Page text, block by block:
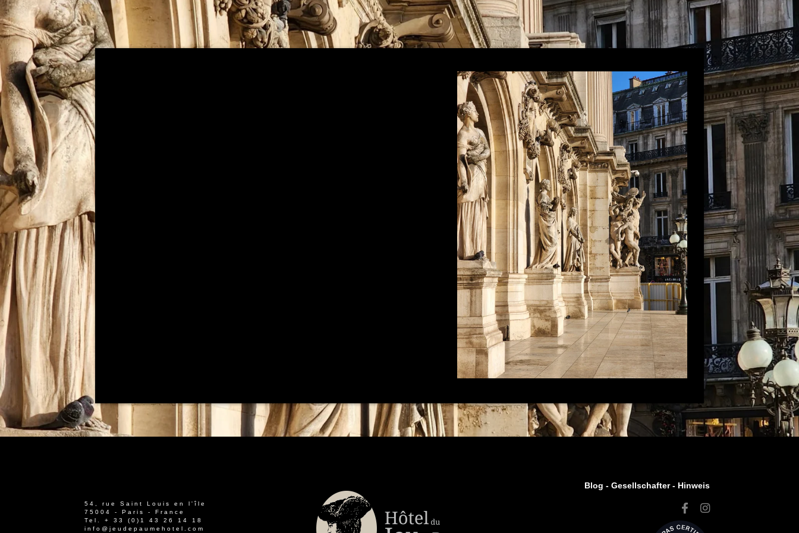
54, rue Saint Louis en l'île
75004 - Paris - France
Tel. + 33 (0)1 43 26 14 18
info@jeudepaumehotel.com
Blog -Gesellschafter- Hinweis